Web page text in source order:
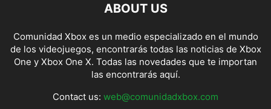
ABOUT US
Comunidad Xbox es un medio especializado en el mundo
de los videojuegos, encontrarás todas las noticias de Xbox
One y Xbox One X. Todas las novedades que te importan
las encontrarás aquí.
Contact us: web@comunidadxbox.com